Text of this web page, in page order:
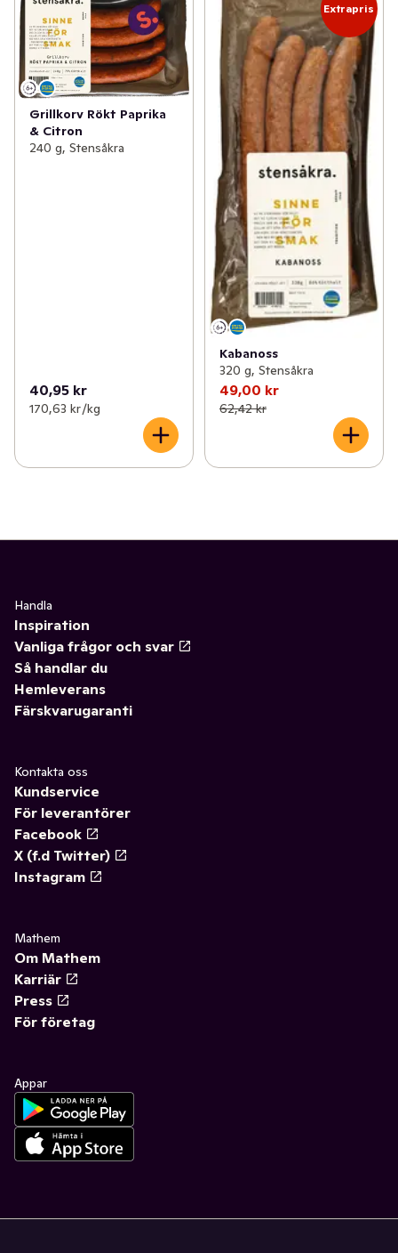
Grillkorv Rökt Paprika
& Citron
240 g, Stensåkra
40,95 kr
170,63 kr /kg
Extrapris
Kabanoss
320 g, Stensåkra
49,00 kr
62,42 kr
Handla
Inspiration
Vanliga frågor och svar
Så handlar du
Hemleverans
Färskvarugaranti
Kontakta oss
Kundservice
För leverantörer
Facebook
X (f.d Twitter)
Instagram
Mathem
Om Mathem
Karriär
Press
För företag
Appar